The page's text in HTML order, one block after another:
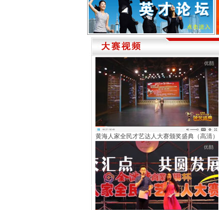
黄海人家全民才艺达人大赛颁奖盛典（高清）